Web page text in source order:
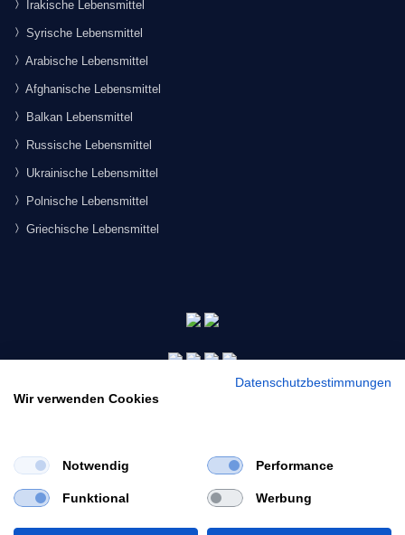
Would you like to view our site in English?
Irakische Lebensmittel
Syrische Lebensmittel
Arabische Lebensmittel
Afghanische Lebensmittel
Balkan Lebensmittel
Russische Lebensmittel
Ukrainische Lebensmittel
Polnische Lebensmittel
Griechische Lebensmittel
Datenschutzbestimmungen
Wir verwenden Cookies
Notwendig Performance
Funktional Werbung